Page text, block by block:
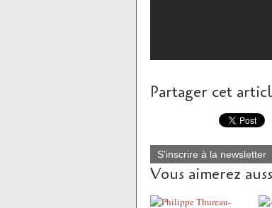
Partager cet
S'inscrire à la newsletter
Vous aimerez